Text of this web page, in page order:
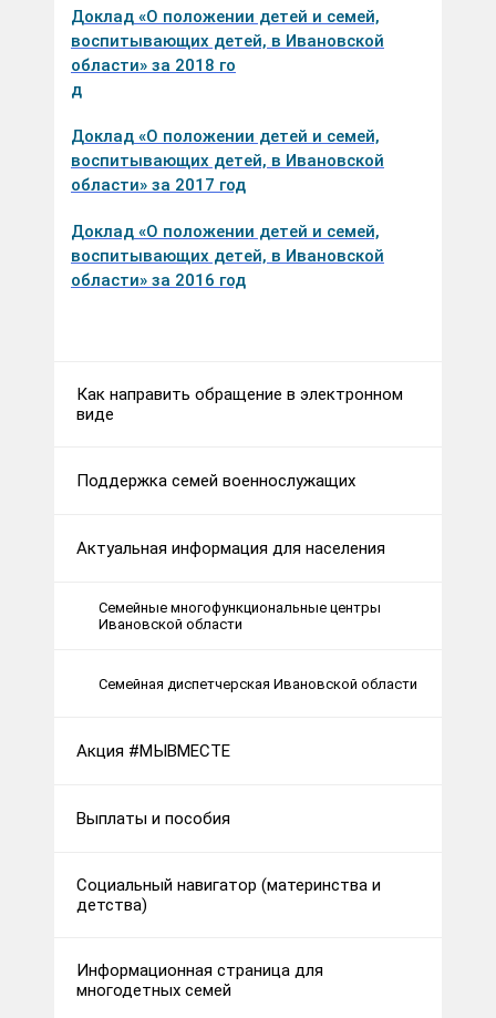
Доклад «О положении детей и семей,
воспитывающих детей, в Ивановской
области» за 2018 го
д
Доклад «О положении детей и семей,
воспитывающих детей, в Ивановской
области» за 2017 год
Доклад «О положении детей и семей,
воспитывающих детей, в Ивановской
области» за 2016 год
Как направить обращение в электронном
виде
Поддержка семей военнослужащих
Актуальная информация для населения
Семейные многофункциональные центры
Ивановской области
Семейная диспетчерская Ивановской области
Акция #МЫВМЕСТЕ
Выплаты и пособия
Социальный навигатор (материнства и
детства)
Информационная страница для
многодетных семей